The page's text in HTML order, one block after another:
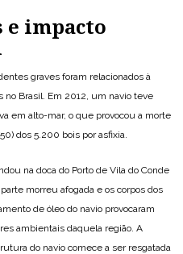
e impacto
graves foram relacionados à
no Brasil. Em 2012, um navio teve
em alto-mar, o que provocou a morte
dos 5.200 bois por asfixia.
na doca do Porto de Vila do Conde
morreu afogada e os corpos dos
de óleo do navio provocaram
ambientais daquela região. A
do navio comece a ser resgatada